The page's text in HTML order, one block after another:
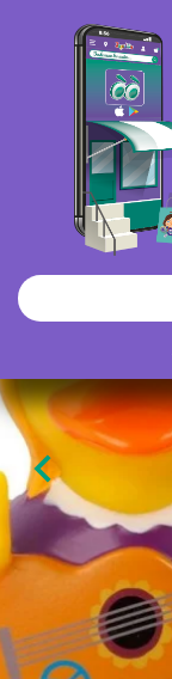
BRINQUEDOS
ESGOTADO
